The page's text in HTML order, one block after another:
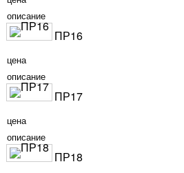
описание
ПР16
цена
описание
ПР17
цена
описание
ПР18